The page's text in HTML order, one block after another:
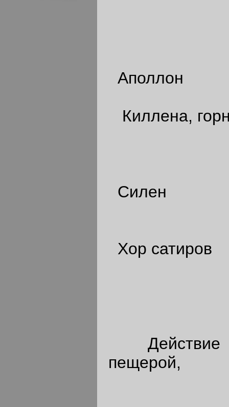
Аполлон
Киллена,
Силен
Хор сатиров
Действие
пещерой,